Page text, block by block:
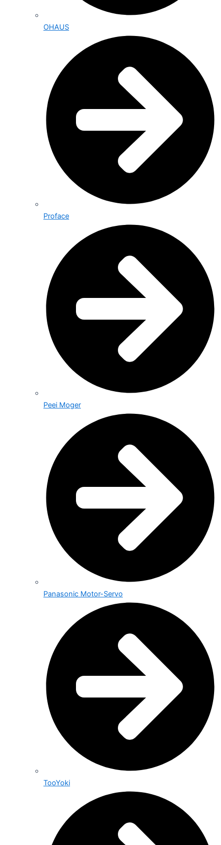
OHAUS
Proface
Peei Moger
Panasonic Motor-Servo
TooYoki